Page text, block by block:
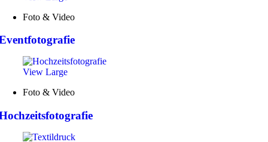
Foto & Video
View Large
Foto & Video